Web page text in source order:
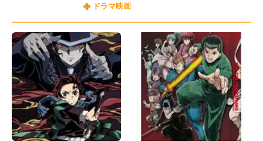
ドラマ映画